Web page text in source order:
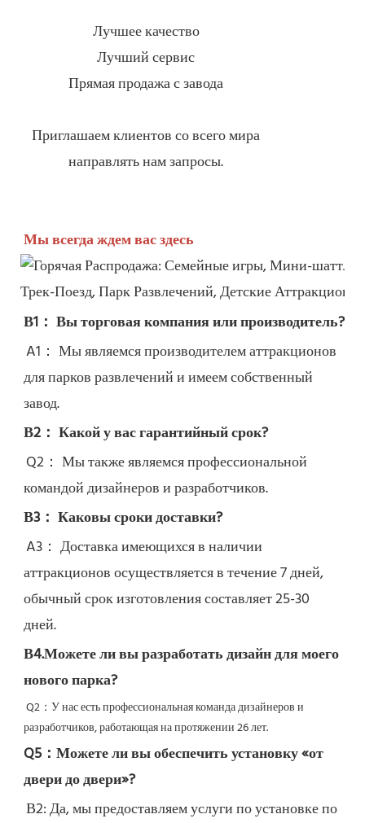
Лучшее качество
Лучший сервис
Прямая продажа с завода
Приглашаем клиентов со всего мира
направлять нам запросы.
Мы всегда ждем вас здесь
В1： Вы торговая компания или производитель?
A1： Мы являемся производителем аттракционов
для парков развлечений и имеем собственный
завод.
В2： Какой у вас гарантийный срок?
Q2： Мы также являемся профессиональной
командой дизайнеров и разработчиков.
В3： Каковы сроки доставки?
A3： Доставка имеющихся в наличии
аттракционов осуществляется в течение 7 дней,
обычный срок изготовления составляет 25-30
дней.
В4.Можете ли вы разработать дизайн для моего
нового парка?
Q2： У нас есть профессиональная команда дизайнеров и
разработчиков, работающая на протяжении 26 лет.
Q5： Можете ли вы обеспечить установку «от
двери до двери»?
В2: Да, мы предоставляем услуги по установке по